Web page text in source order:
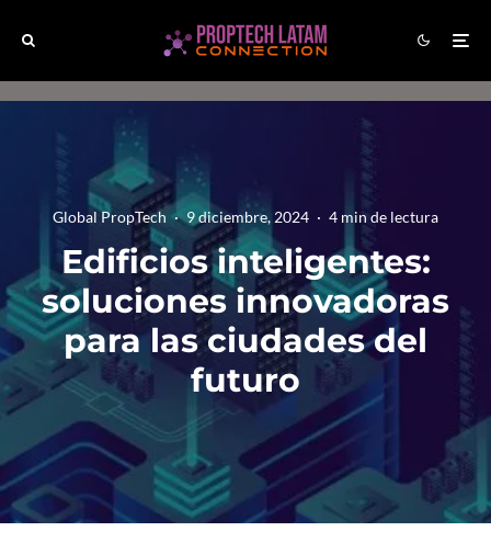
Global PropTech · 9 diciembre, 2024 · 4 min de lectura
Edificios inteligentes:
soluciones innovadoras
para las ciudades del
futuro